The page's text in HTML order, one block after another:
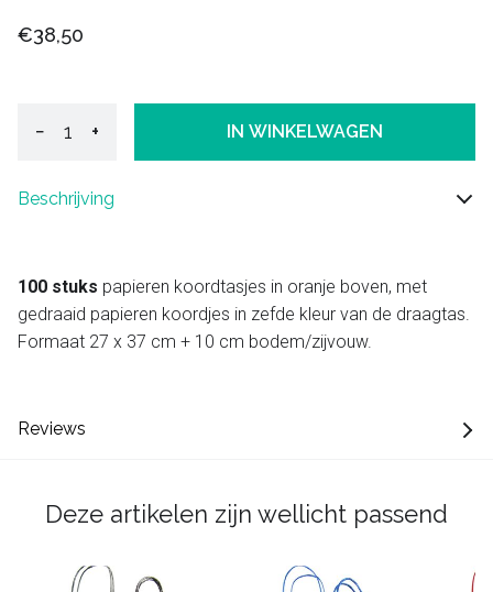
€38,50
− + IN WINKELWAGEN
Beschrijving
100 stuks papieren koordtasjes in oranje boven, met
gedraaid papieren koordjes in zefde kleur van de draagtas.
Formaat 27 x 37 cm + 10 cm bodem/zijvouw.
Reviews
Deze artikelen zijn wellicht passend